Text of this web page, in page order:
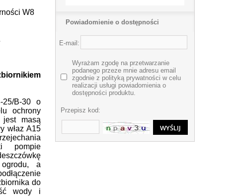
W8
25/B-30 o
ochrony
jest masą
właz A15
pompie
a
do
wody i
Powiadomienie o dostępności
E-mail:
Wyrażam zgodę na przetwarzanie
podanego przeze mnie adresu email
zgodnie z polityką prywatności w celu
realizacji usługi powiadomienia o
dostępności produktu.
Przepisz kod: